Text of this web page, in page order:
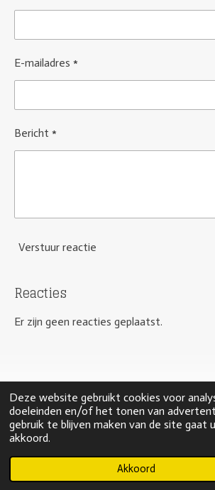
Deze website gebruikt cookies voor
doeleinden en/of het tonen van
gebruik te blijven maken van de site gaat
akkoord.
Akkoord
E-mailadres *
Bericht *
Verstuur reactie
Reacties
Er zijn geen reacties geplaatst.
© 2021 rubyandrose.nl